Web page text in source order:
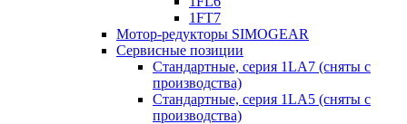
1FT7
Мотор-редукторы SIMOGEAR
Сервисные позиции
Стандартные, серия 1LA7 (сняты с
производства)
Стандартные, серия 1LA5 (сняты с
производства)